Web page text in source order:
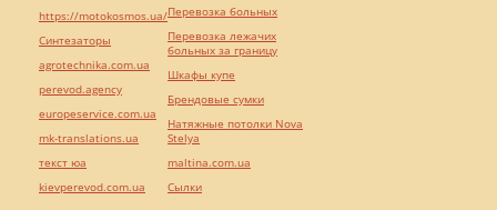
https://motokosmos.ua/
Синтезаторы
agrotechnika.com.ua
perevod.agency
europeservice.com.ua
mk-translations.ua
текст юа
kievperevod.com.ua
Перевозка больных
Перевозка лежачих
больных за границу
Шкафы купе
Брендовые сумки
Натяжные потолки Nova
Stelya
maltina.com.ua
Cылки